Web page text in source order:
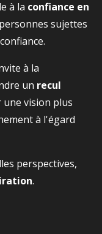
à la confiance en
sujettes
à la
un recul
une vision plus
à l'égard
perspectives,
.